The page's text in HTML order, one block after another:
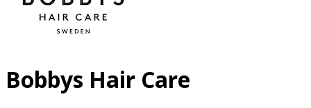
Bobbys Hair Care